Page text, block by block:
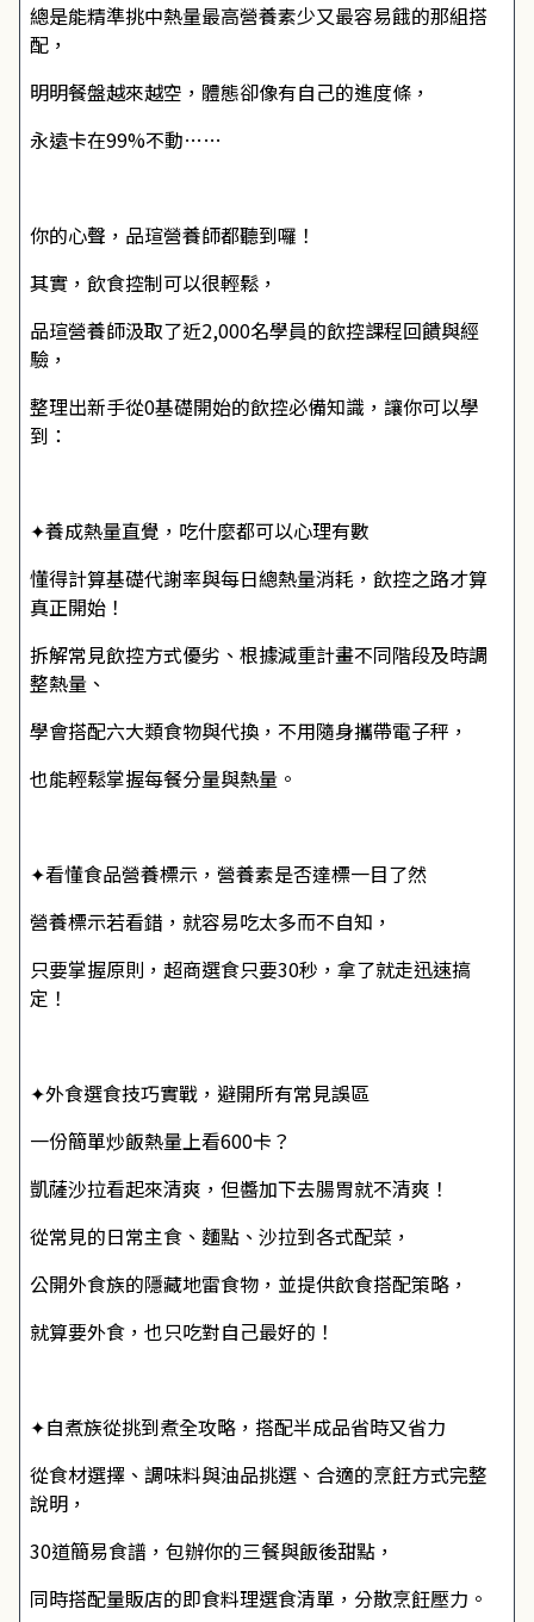
總是能精準挑中熱量最高營養素少又最容易餓的那組搭
配，
明明餐盤越來越空，體態卻像有自己的進度條，
永遠卡在99%不動……
你的心聲，品瑄營養師都聽到囉！
其實，飲食控制可以很輕鬆，
品瑄營養師汲取了近2,000名學員的飲控課程回饋與經
驗，
整理出新手從0基礎開始的飲控必備知識，讓你可以學
到：
✦養成熱量直覺，吃什麼都可以心理有數
懂得計算基礎代謝率與每日總熱量消耗，飲控之路才算
真正開始！
拆解常見飲控方式優劣、根據減重計畫不同階段及時調
整熱量、
學會搭配六大類食物與代換，不用隨身攜帶電子秤，
也能輕鬆掌握每餐分量與熱量。
✦看懂食品營養標示，營養素是否達標一目了然
營養標示若看錯，就容易吃太多而不自知，
只要掌握原則，超商選食只要30秒，拿了就走迅速搞
定！
✦外食選食技巧實戰，避開所有常見誤區
一份簡單炒飯熱量上看600卡？
凱薩沙拉看起來清爽，但醬加下去腸胃就不清爽！
從常見的日常主食、麵點、沙拉到各式配菜，
公開外食族的隱藏地雷食物，並提供飲食搭配策略，
就算要外食，也只吃對自己最好的！
✦自煮族從挑到煮全攻略，搭配半成品省時又省力
從食材選擇、調味料與油品挑選、合適的烹飪方式完整
說明，
30道簡易食譜，包辦你的三餐與飯後甜點，
同時搭配量販店的即食料理選食清單，分散烹飪壓力。